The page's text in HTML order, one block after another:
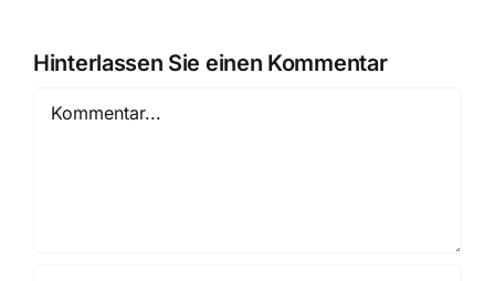
Hinterlassen Sie einen Kommentar
Kommentar